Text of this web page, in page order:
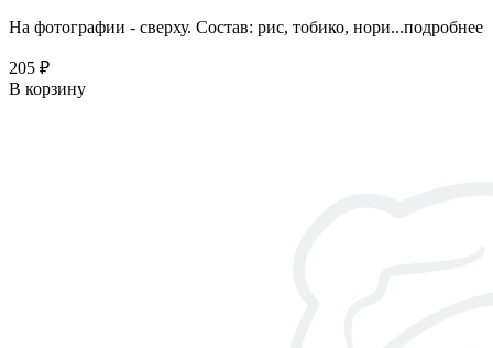
На фотографии - сверху. Состав: рис, тобико, нори...подробнее
205 ₽
В корзину